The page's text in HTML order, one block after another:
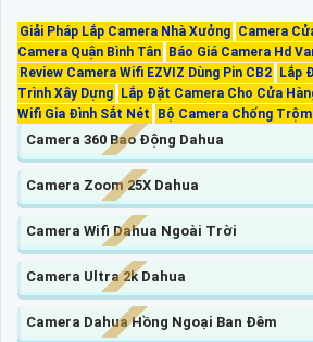
Giải Pháp Lắp Camera Nhà Xưởng Camera
Camera Quận Bình Tân Báo Giá Camera Hd
Review Camera Wifi EZVIZ Dùng Pin CB2 Lắp
Trình Xây Dựng Lắp Đặt Camera Cho Cửa
Wifi Gia Đình Sắt Nét
Bộ Camera Chống
Camera 360 Bao Động Dahua
Camera Zoom 25X Dahua
Camera Wifi Dahua Ngoài Trời
Camera Ultra 2k Dahua
Camera Dahua Hồng Ngoại Ban Đêm